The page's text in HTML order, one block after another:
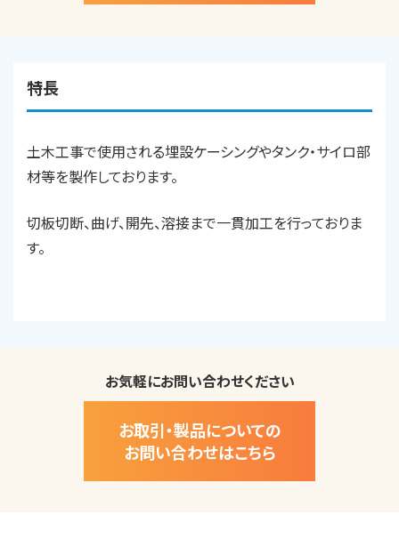
特長
土木工事で使用される埋設ケーシングやタンク・サイロ部
材等を製作しております。
切板切断、曲げ、開先、溶接まで一貫加工を行っておりま
す。
お気軽にお問い合わせください
お取引・製品についての
お問い合わせはこちら